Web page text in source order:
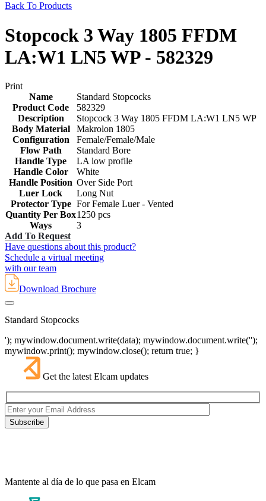
Back To Products
Stopcock 3 Way 1805 FFDM
LA:W1 LN5 WP - 582329
Print
Name
Standard Stopcocks
Product Code
582329
Description
Stopcock 3 Way 1805 FFDM LA:W1 LN5 WP
Body Material
Makrolon 1805
Configuration
Female/Female/Male
Flow Path
Standard Bore
Handle Type
LA low profile
Handle Color
White
Handle Position Over Side Port
Luer Lock
Long Nut
Protector Type For Female Luer - Vented
Quantity Per Box1250 pcs
Ways
3
Add To Request
Have questions about this product?
Schedule a virtual meeting
with our team
Download Brochure
Standard Stopcocks
'); mywindow.document.write(data); mywindow.document.write('');
mywindow.print(); mywindow.close(); return true; }
Get the latest Elcam updates
Mantente al día de lo que pasa en Elcam